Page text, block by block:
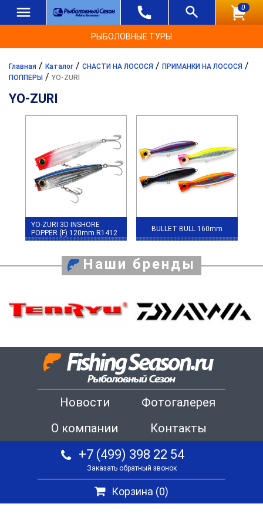
0
РЫБОЛОВНЫЕ ТУРЫ
Главная / Каталог / СНАСТИ НА ЛОСОСЯ / ПРИМАНКИ НА ЛОСОСЯ /
ПОППЕРЫ / YO-ZURI
YO-ZURI
YO-ZURI 3D INSHORE
POPPER (F) 120mm R1412
BULLET BULL 160mm
Наши бренды
Новости
Фотогалерея
О компании
Контакты
+7 (499) 398 22 54
Заказать обратный звонок
Корзина (0)